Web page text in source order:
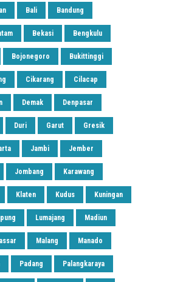
Bali Bandung
Bekasi Bengkulu
Bojonegoro Bukittinggi
Cikarang Cilacap
Demak Denpasar
Duri Garut Gresik
Jambi Jember
Jombang Karawang
Klaten Kudus Kuningan
Lumajang Madiun
Malang Manado
Padang Palangkaraya